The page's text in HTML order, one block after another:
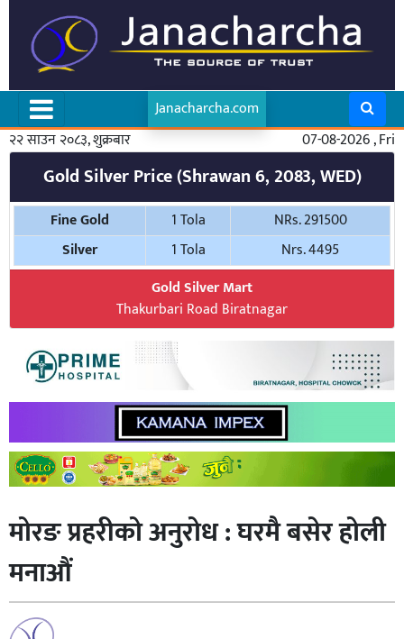
Janacharcha.com
२२ साउन २०८३, शुक्रबार
07-08-2026 , Fri
Gold Silver Price (Shrawan 6, 2083, WED)
Fine Gold 1 Tola
NRs. 291500
Silver
1 Tola
Nrs. 4495
Gold Silver Mart
Thakurbari Road Biratnagar
मोरङ प्रहरीको अनुरोध : घरमै बसेर होली
मनाऔं